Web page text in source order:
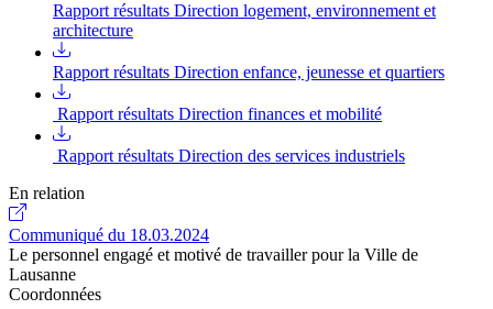
Rapport résultats Direction logement, environnement et
architecture
Rapport résultats Direction enfance, jeunesse et quartiers
Rapport résultats Direction finances et mobilité
Rapport résultats Direction des services industriels
En relation
Communiqué du 18.03.2024
Le personnel engagé et motivé de travailler pour la Ville de
Lausanne
Coordonnées